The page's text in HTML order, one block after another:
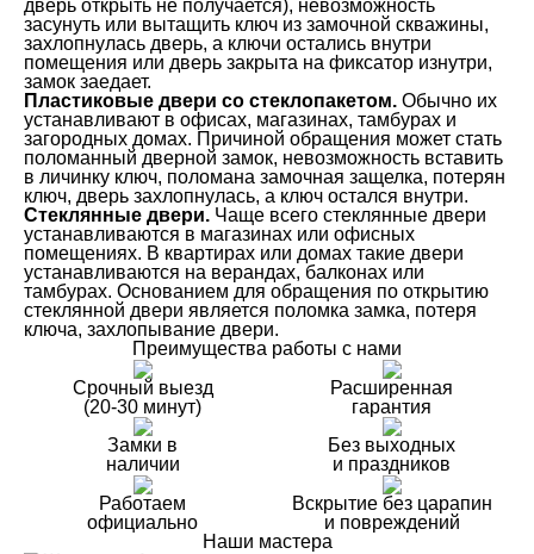
дверь открыть не получается), невозможность
засунуть или вытащить ключ из замочной скважины,
захлопнулась дверь, а ключи остались внутри
помещения или дверь закрыта на фиксатор изнутри,
замок заедает.
Пластиковые двери со стеклопакетом. Обычно их
устанавливают в офисах, магазинах, тамбурах и
загородных домах. Причиной обращения может стать
поломанный дверной замок, невозможность вставить
в личинку ключ, поломана замочная защелка, потерян
ключ, дверь захлопнулась, а ключ остался внутри.
Стеклянные двери. Чаще всего стеклянные двери
устанавливаются в магазинах или офисных
помещениях. В квартирах или домах такие двери
устанавливаются на верандах, балконах или
тамбурах. Основанием для обращения по открытию
стеклянной двери является поломка замка, потеря
ключа, захлопывание двери.
Преимущества работы с нами
Срочный выезд
(20-30 минут)
Расширенная
гарантия
Замки в
наличии
Без выходных
и праздников
Работаем
официально
Вскрытие без царапин
и повреждений
Наши мастера